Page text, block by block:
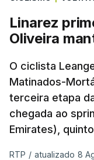
Linarez
Oliveira
O ciclista
Matinados-
terceira etapa
chegada ao
Emirates),
RTP / atualizado 8